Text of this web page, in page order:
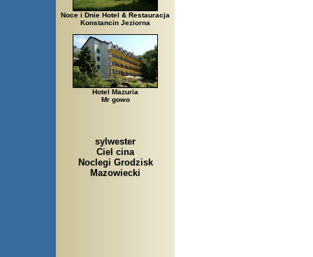
Noce i Dnie Hotel & Restauracja
Konstancin Jeziorna
Hotel Mazuria
Mr gowo
sylwester
Ciel cina
Noclegi Grodzisk
Mazowiecki